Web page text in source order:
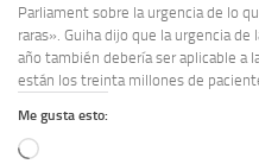
Parliament sobre la urgencia de lo
raras». Guiha dijo que la urgencia
año también debería ser aplicable a
están los treinta millones de
Me gusta esto:
Cargando...